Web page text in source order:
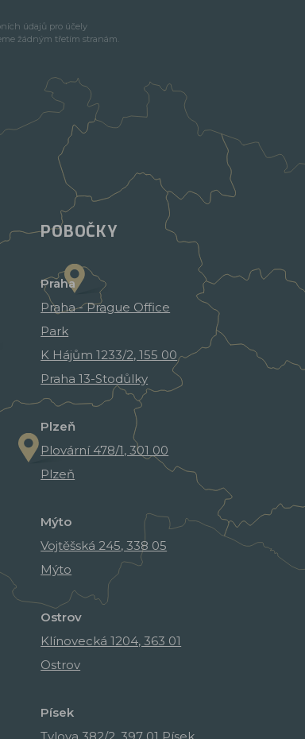
údajů pro účely
žádným třetím stranám.
POBOČKY
Praha
Praha - Prague Office
Park
K Hájům 1233/2, 155 00
Praha 13-Stodůlky
Plzeň
Plovární 478/1, 301 00
Plzeň
Mýto
Vojtěšská 245, 338 05
Mýto
Ostrov
Klínovecká 1204, 363 01
Ostrov
Písek